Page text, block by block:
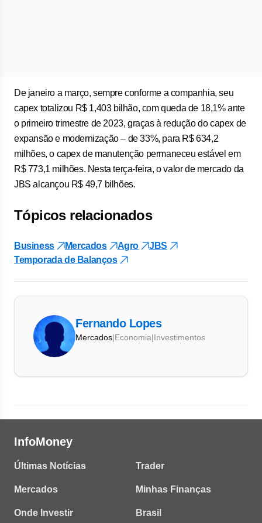
De janeiro a março, sempre conforme a companhia, seu
capex totalizou R$ 1,403 bilhão, com queda de 18,1% ante
o primeiro trimestre de 2023, graças à redução do capex de
expansão e modernização – de 33%, para R$ 634,2
milhões, o capex de manutenção permaneceu estável em
R$ 773,1 milhões. Nesta terça-feira, o valor de mercado da
JBS alcançou R$ 49,7 bilhões.
Tópicos relacionados
Business Mercados Agro
JBS
Temporada de Balanços
Fernando Lopes
Mercados|Economia|Investimentos
InfoMoney
Últimas Notícias
Mercados
Onde Investir
Trader
Minhas Finanças
Brasil